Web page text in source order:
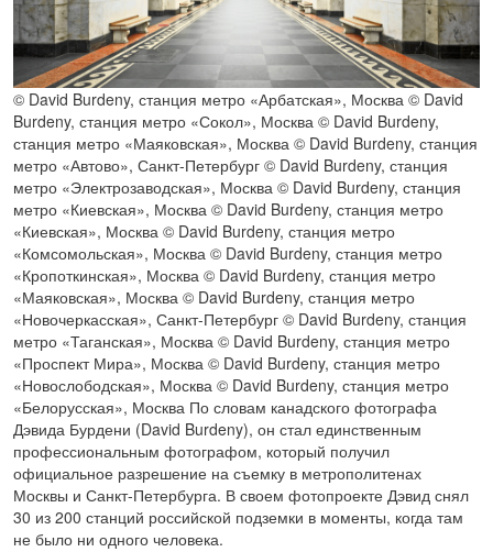
© David Burdeny, станция метро «Арбатская», Москва © David
Burdeny, станция метро «Сокол», Москва © David Burdeny,
станция метро «Маяковская», Москва © David Burdeny, станция
метро «Автово», Санкт-Петербург © David Burdeny, станция
метро «Электрозаводская», Москва © David Burdeny, станция
метро «Киевская», Москва © David Burdeny, станция метро
«Киевская», Москва © David Burdeny, станция метро
«Комсомольская», Москва © David Burdeny, станция метро
«Кропоткинская», Москва © David Burdeny, станция метро
«Маяковская», Москва © David Burdeny, станция метро
«Новочеркасская», Санкт-Петербург © David Burdeny, станция
метро «Таганская», Москва © David Burdeny, станция метро
«Проспект Мира», Москва © David Burdeny, станция метро
«Новослободская», Москва © David Burdeny, станция метро
«Белорусская», Москва По словам канадского фотографа
Дэвида Бурдени (David Burdeny), он стал единственным
профессиональным фотографом, который получил
официальное разрешение на съемку в метрополитенах
Москвы и Санкт-Петербурга. В своем фотопроекте Дэвид снял
30 из 200 станций российской подземки в моменты, когда там
не было ни одного человека.